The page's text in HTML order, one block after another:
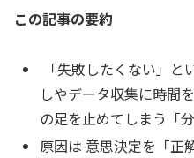
この記事の要約
「失敗したくない」
しやデータ収集に時間
の足を止めてしまう「
原因は 意思決定を「正